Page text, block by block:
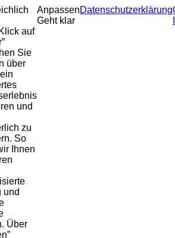
auf
Sie
über
und
zu
So
Ihnen
und
Über
Anpassen
Geht klar
Datenschutzerklärung